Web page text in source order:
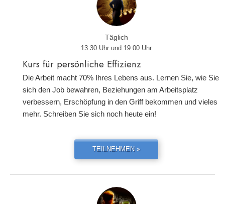
Täglich
13:30 Uhr und 19:00 Uhr
Kurs für persönliche Effizienz
Die Arbeit macht 70% Ihres Lebens aus. Lernen Sie, wie Sie
sich den Job bewahren, Beziehungen am Arbeitsplatz
verbessern, Erschöpfung in den Griff bekommen und vieles
mehr. Schreiben Sie sich noch heute ein!
TEILNEHMEN »